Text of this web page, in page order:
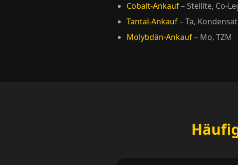
Cobalt-Ankauf– Stellite, Co-
Tantal-Ankauf– Ta,
Molybdän-Ankauf– Mo, TZM